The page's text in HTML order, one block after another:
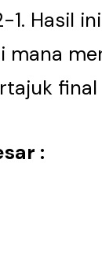
Hasil
mana
final
: